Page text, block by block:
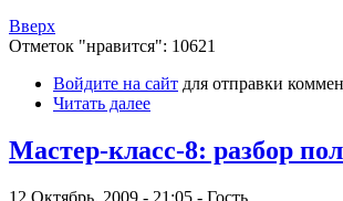
Вверх
Отметок "нравится": 10621
Войдите на сайт для отправки
Читать далее
Мастер-класс-8: разбор
12 Октябрь, 2009 - 21:05 - Гость